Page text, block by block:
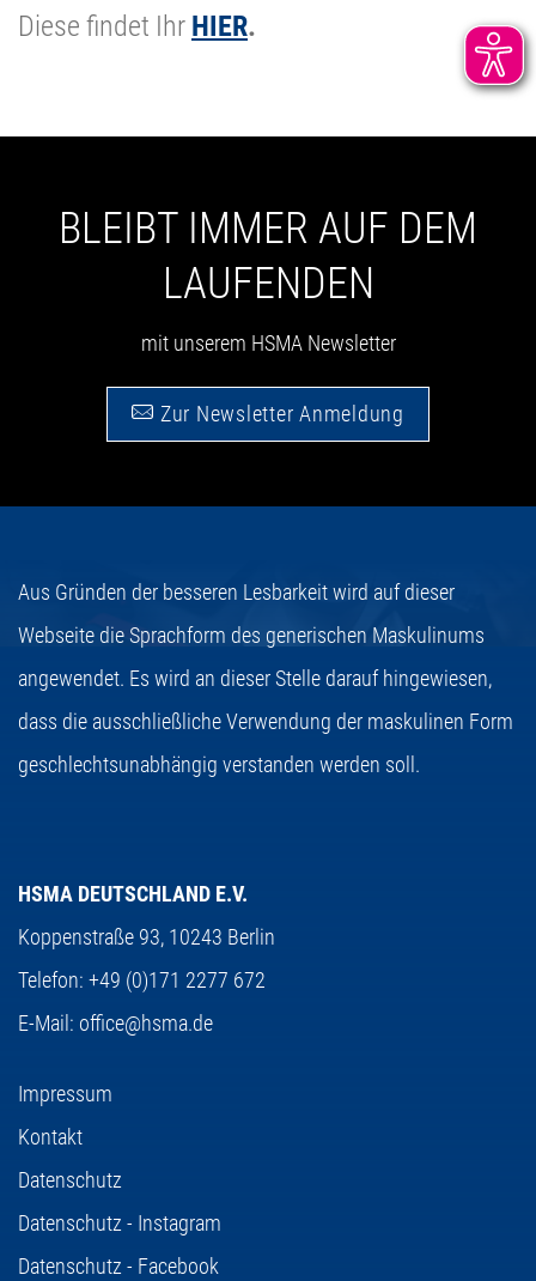
Diese findet Ihr HIER.
BLEIBT IMMER AUF DEM
LAUFENDEN
mit unserem HSMA Newsletter
Zur Newsletter Anmeldung
Aus Gründen der besseren Lesbarkeit wird auf dieser
Webseite die Sprachform des generischen Maskulinums
angewendet. Es wird an dieser Stelle darauf hingewiesen,
dass die ausschließliche Verwendung der maskulinen Form
geschlechtsunabhängig verstanden werden soll.
HSMA DEUTSCHLAND E.V.
Koppenstraße 93, 10243 Berlin
Telefon: +49 (0)171 2277 672
E-Mail: office@hsma.de
Impressum
Kontakt
Datenschutz
Datenschutz - Instagram
Datenschutz - Facebook